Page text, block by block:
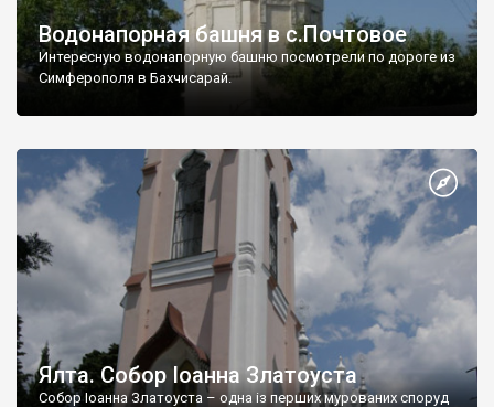
Водонапорная башня в с.Почтовое
Интересную водонапорную башню посмотрели по дороге из
Симферополя в Бахчисарай.
Ялта. Собор Іоанна Златоуста
Собор Іоанна Златоуста – одна із перших мурованих споруд